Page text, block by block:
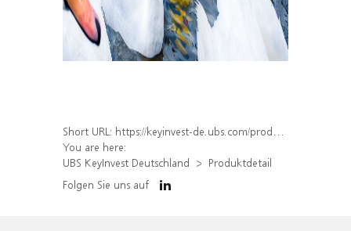
Short URL: https://keyinvest-de.ubs.com/produkt/detail/index/isin/DE000UQ75AJ2
You are here:
UBS KeyInvest Deutschland
Produktdetail
Folgen Sie uns auf